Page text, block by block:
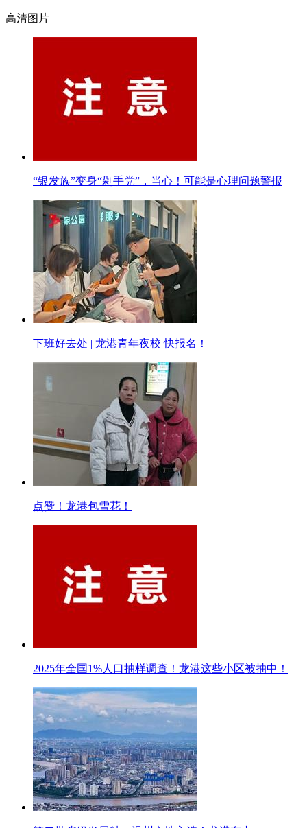
高清图片
“银发族”变身“剁手党”，当心！可能是心理问题警报
下班好去处 | 龙港青年夜校 快报名！
点赞！龙港包雪花！
2025年全国1%人口抽样调查！龙港这些小区被抽中！